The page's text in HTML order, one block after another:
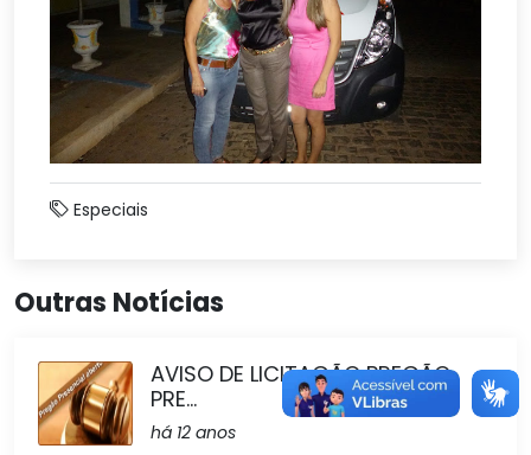
Especiais
Outras Notícias
AVISO DE LICITAÇÃO PREGÃO
PRE...
há 12 anos